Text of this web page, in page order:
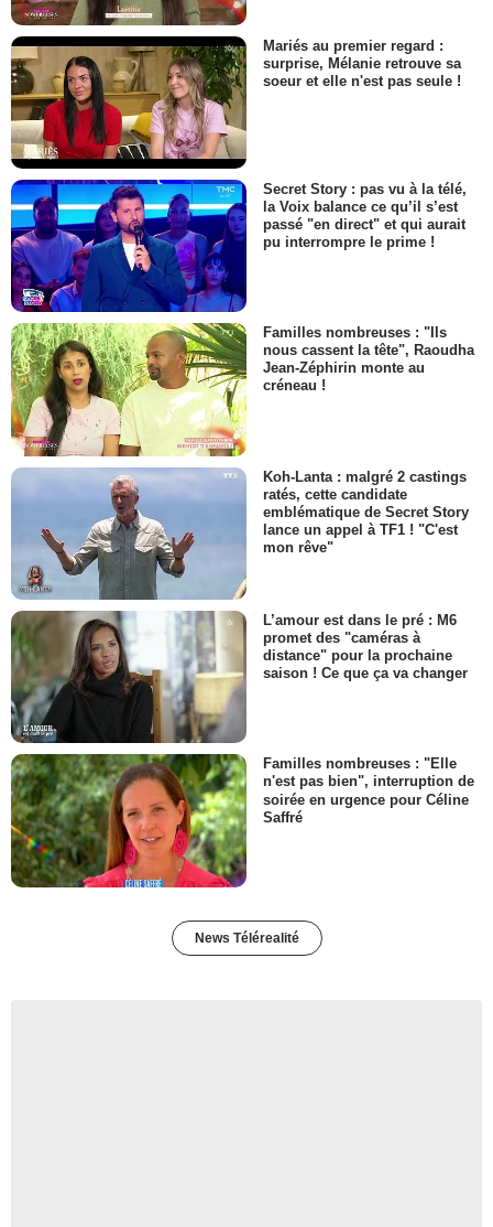
Mariés au premier regard :
surprise, Mélanie retrouve sa
soeur et elle n'est pas seule !
Secret Story : pas vu à la télé,
la Voix balance ce qu’il s’est
passé "en direct" et qui aurait
pu interrompre le prime !
Familles nombreuses : "Ils
nous cassent la tête", Raoudha
Jean-Zéphirin monte au
créneau !
Koh-Lanta : malgré 2 castings
ratés, cette candidate
emblématique de Secret Story
lance un appel à TF1 ! "C'est
mon rêve"
L’amour est dans le pré : M6
promet des "caméras à
distance" pour la prochaine
saison ! Ce que ça va changer
Familles nombreuses : "Elle
n'est pas bien", interruption de
soirée en urgence pour Céline
Saffré
News Télérealité